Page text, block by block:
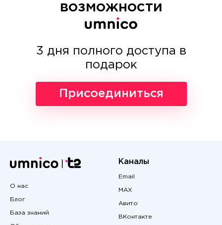
возможности
3 дня полного доступа в
подарок
Присоединиться
О нас
Блог
База знаний
Каналы
Email
MAX
Авито
ВКонтакте